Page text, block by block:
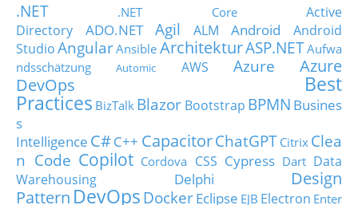
.NET .NET Core
Active
Directory
ADO.NET Agil ALM Android
Android
StudioAngularAnsible ArchitekturASP.NETAufwa
ndsschätzung
Automic AWS Azure
Azure
DevOps
Best
Practices BizTalk Blazor Bootstrap BPMN Busines
s
Intelligence C#C++ CapacitorChatGPT Citrix Clea
n Code Copilot Cordova CSS Cypress Dart Data
Warehousing
Delphi
Design
Pattern DevOps DockerEclipse EJB Electron Enter